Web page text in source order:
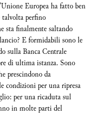
Europea ha fatto ben
talvolta perfino
sta finalmente saltando
E formidabili sono le
sulla Banca Centrale
di ultima istanza. Sono
prescindono da
condizioni per una ripresa
per una ricaduta sul
in molte parti del